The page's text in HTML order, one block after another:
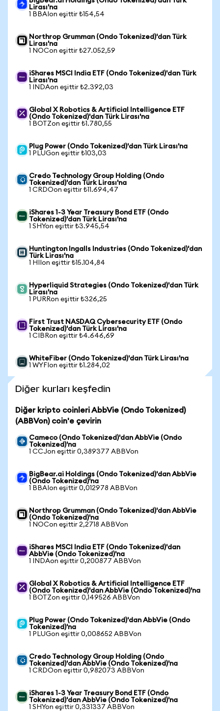
Lirası'na
1 BBAIon eşittir ₺154,54
Northrop Grumman (Ondo Tokenized)'dan Türk
Lirası'na
1 NOCon eşittir ₺27.052,59
iShares MSCI India ETF (Ondo Tokenized)'dan Türk
Lirası'na
1 INDAon eşittir ₺2.392,03
Global X Robotics & Artificial Intelligence ETF
(Ondo Tokenized)'dan Türk Lirası'na
1 BOTZon eşittir ₺1.780,55
Plug Power (Ondo Tokenized)'dan Türk Lirası'na
1 PLUGon eşittir ₺103,03
Credo Technology Group Holding (Ondo
Tokenized)'dan Türk Lirası'na
1 CRDOon eşittir ₺11.694,47
iShares 1-3 Year Treasury Bond ETF (Ondo
Tokenized)'dan Türk Lirası'na
1 SHYon eşittir ₺3.945,54
Huntington Ingalls Industries (Ondo Tokenized)'dan
Türk Lirası'na
1 HIIon eşittir ₺15.104,84
Hyperliquid Strategies (Ondo Tokenized)'dan Türk
Lirası'na
1 PURRon eşittir ₺326,25
First Trust NASDAQ Cybersecurity ETF (Ondo
Tokenized)'dan Türk Lirası'na
1 CIBRon eşittir ₺4.646,69
WhiteFiber (Ondo Tokenized)'dan Türk Lirası'na
1 WYFIon eşittir ₺1.284,02
Diğer kurları keşfedin
Diğer kripto coinleri AbbVie (Ondo Tokenized)
(ABBVon) coin'e çevirin
Cameco (Ondo Tokenized)'dan AbbVie (Ondo
Tokenized)'na
1 CCJon eşittir 0,389377 ABBVon
BigBear.ai Holdings (Ondo Tokenized)'dan AbbVie
(Ondo Tokenized)'na
1 BBAIon eşittir 0,012978 ABBVon
Northrop Grumman (Ondo Tokenized)'dan AbbVie
(Ondo Tokenized)'na
1 NOCon eşittir 2,2718 ABBVon
iShares MSCI India ETF (Ondo Tokenized)'dan
AbbVie (Ondo Tokenized)'na
1 INDAon eşittir 0,200877 ABBVon
Global X Robotics & Artificial Intelligence ETF
(Ondo Tokenized)'dan AbbVie (Ondo Tokenized)'na
1 BOTZon eşittir 0,149526 ABBVon
Plug Power (Ondo Tokenized)'dan AbbVie (Ondo
Tokenized)'na
1 PLUGon eşittir 0,008652 ABBVon
Credo Technology Group Holding (Ondo
Tokenized)'dan AbbVie (Ondo Tokenized)'na
1 CRDOon eşittir 0,982073 ABBVon
iShares 1-3 Year Treasury Bond ETF (Ondo
Tokenized)'dan AbbVie (Ondo Tokenized)'na
1 SHYon eşittir 0,331337 ABBVon